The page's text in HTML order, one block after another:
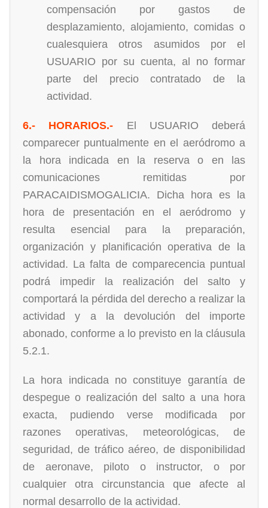
compensación por gastos de
desplazamiento, alojamiento, comidas o
cualesquiera otros asumidos por el
USUARIO por su cuenta, al no formar
parte del precio contratado de la
actividad.
6.- HORARIOS.- El USUARIO deberá
comparecer puntualmente en el aeródromo a
la hora indicada en la reserva o en las
comunicaciones remitidas por
PARACAIDISMOGALICIA. Dicha hora es la
hora de presentación en el aeródromo y
resulta esencial para la preparación,
organización y planificación operativa de la
actividad. La falta de comparecencia puntual
podrá impedir la realización del salto y
comportará la pérdida del derecho a realizar la
actividad y a la devolución del importe
abonado, conforme a lo previsto en la cláusula
5.2.1.
La hora indicada no constituye garantía de
despegue o realización del salto a una hora
exacta, pudiendo verse modificada por
razones operativas, meteorológicas, de
seguridad, de tráfico aéreo, de disponibilidad
de aeronave, piloto o instructor, o por
cualquier otra circunstancia que afecte al
normal desarrollo de la actividad.